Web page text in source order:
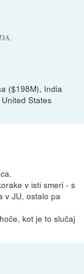
($198M), India
States
v isti smeri - s
v JU, ostalo pa
kot je to slučaj